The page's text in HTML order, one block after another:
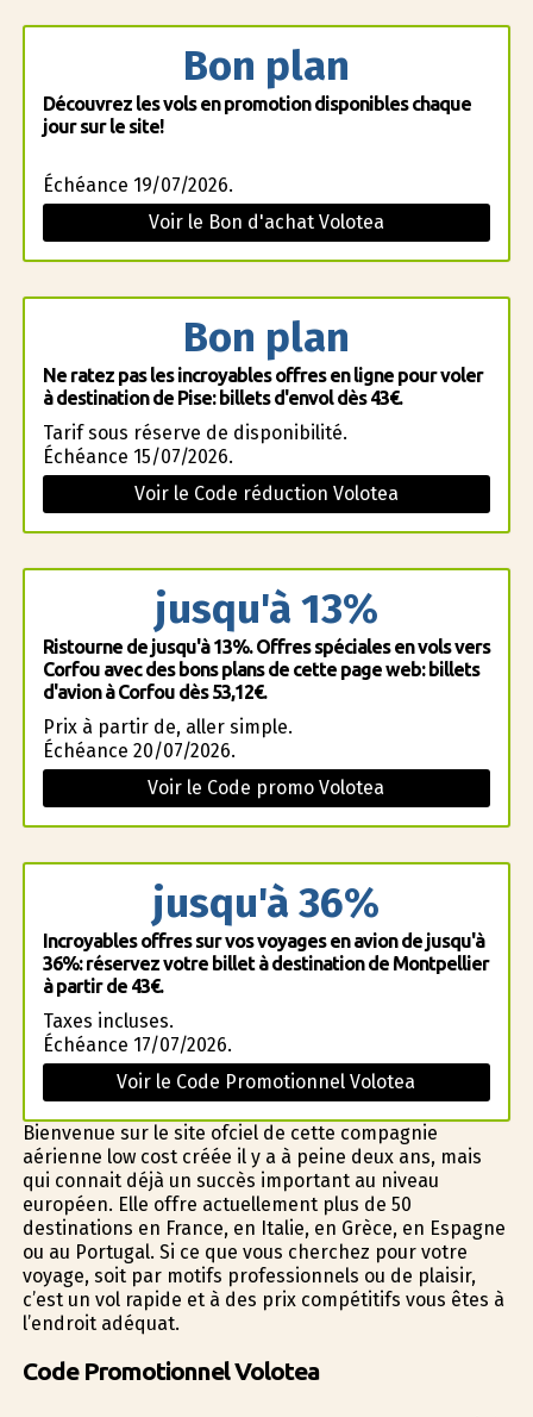
Bon plan
Découvrez les vols en promotion disponibles chaque
jour sur le site!
Échéance 19/07/2026.
Voir le Bon d'achat Volotea
Bon plan
Ne ratez pas les incroyables offres en ligne pour voler
à destination de Pise: billets d'envol dès 43€.
Tarif sous réserve de disponibilité.
Échéance 15/07/2026.
Voir le Code réduction Volotea
jusqu'à 13%
Ristourne de jusqu'à 13%. Offres spéciales en vols vers
Corfou avec des bons plans de cette page web: billets
d'avion à Corfou dès 53,12€.
Prix à partir de, aller simple.
Échéance 20/07/2026.
Voir le Code promo Volotea
jusqu'à 36%
Incroyables offres sur vos voyages en avion de jusqu'à
36%: réservez votre billet à destination de Montpellier
à partir de 43€.
Taxes incluses.
Échéance 17/07/2026.
Voir le Code Promotionnel Volotea
Bienvenue sur le site officiel de cette compagnie
aérienne low cost créée il y a à peine deux ans, mais
qui connait déjà un succès important au niveau
européen. Elle offre actuellement plus de 50
destinations en France, en Italie, en Grèce, en Espagne
ou au Portugal. Si ce que vous cherchez pour votre
voyage, soit par motifs professionnels ou de plaisir,
c’est un vol rapide et à des prix compétitifs vous êtes à
l’endroit adéquat.
Code Promotionnel Volotea